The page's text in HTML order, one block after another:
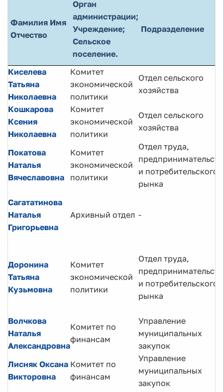
Фамилия Имя
Отчество
Орган
администрации;
Учреждение;
Сельское
поселение.
Подразделение
Киселева
Татьяна
Николаевна
Комитет
экономической
политики
Отдел сельского
хозяйства
Кошкарова
Ксения
Николаевна
Комитет
экономической
политики
Отдел сельского
хозяйства
Покатова
Наталья
Вячеславовна
Комитет
экономической
политики
Отдел труда,
и потребительского
рынка
Сагататинова
Наталья
Григорьевна
Архивный отдел -
Доронина
Татьяна
Кузьмовна
Комитет
экономической
политики
Отдел труда,
и потребительского
рынка
Волчкова
Наталья
Александровна
Комитет по
финансам
Управление
муниципальных
закупок
Лисняк Оксана
Викторовна
Комитет по
финансам
Управление
муниципальных
закупок